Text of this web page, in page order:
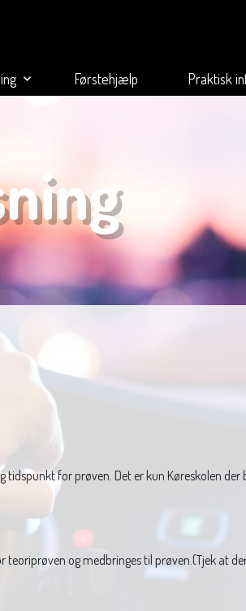
Førstehjælp Praktisk
for prøven. Det er kun Køreskolen
og medbringes til prøven.(Tjek at